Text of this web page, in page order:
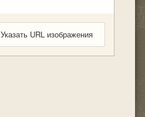
Указать URL изображения